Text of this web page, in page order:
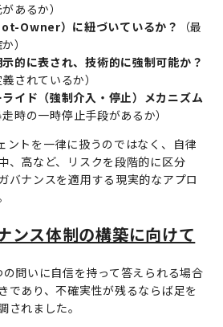
あるか）
Owner）に紐づいているか？
（最
）
的に表され、技術的に強制可能か？
されているか）
イド（強制介入・停止）メカニズム
走時の一時停止手段があるか）
ントを一律に扱うのではなく、自律
、高など、リスクを段階的に区分
バナンスを適用する現実的なアプロ
ンス体制の構築に向けて
問いに自信を持って答えられる場合
であり、不確実性が残るならば足を
されました。